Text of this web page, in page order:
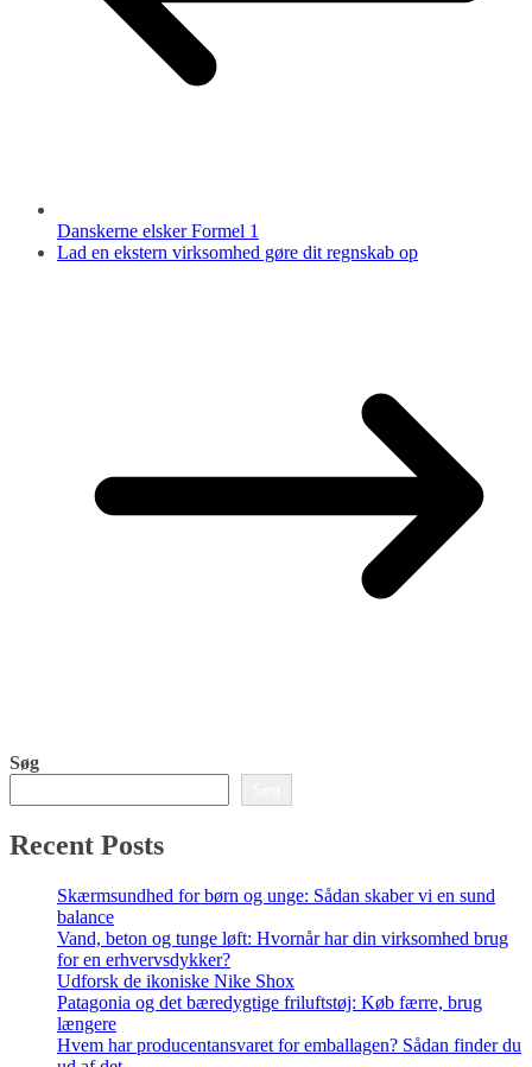
Danskerne elsker Formel 1
Lad en ekstern virksomhed gøre dit regnskab op
Søg
Recent Posts
Skærmsundhed for børn og unge: Sådan skaber vi en sund
balance
Vand, beton og tunge løft: Hvornår har din virksomhed brug
for en erhvervsdykker?
Udforsk de ikoniske Nike Shox
Patagonia og det bæredygtige friluftstøj: Køb færre, brug
længere
Hvem har producentansvaret for emballagen? Sådan finder du